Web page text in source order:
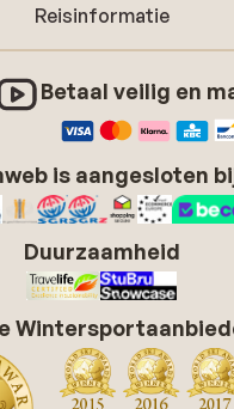
Reisinformatie
Betaal veilig en
is aangesloten
Duurzaamheid